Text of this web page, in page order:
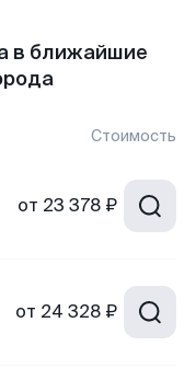
в ближайшие
Стоимость
от 23 378 ₽
от 24 328 ₽